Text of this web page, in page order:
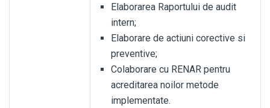
Elaborarea Raportului de audit
intern;
Elaborare de actiuni corective si
preventive;
Colaborare cu RENAR pentru
acreditarea noilor metode
implementate.